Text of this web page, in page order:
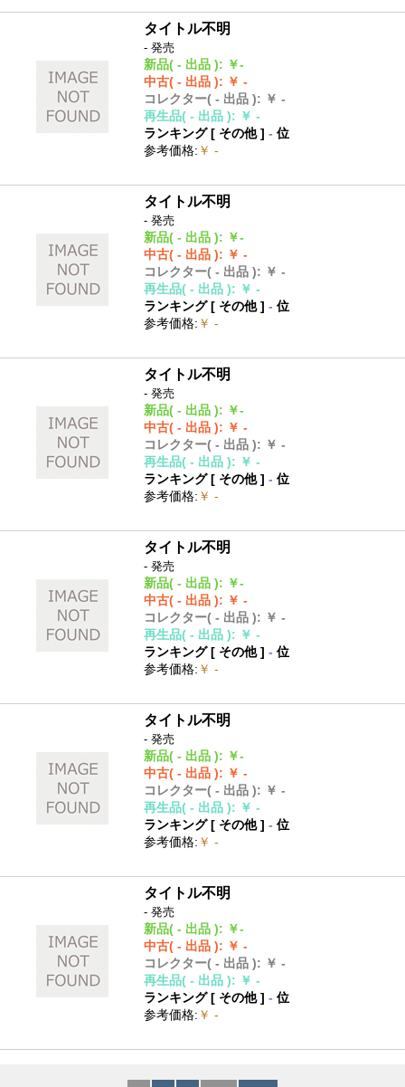
タイトル不明
- 発売
新品( - 出品 ): ￥-
中古( - 出品 ): ￥ -
コレクター( - 出品 ): ￥ -
再生品( - 出品 ): ￥ -
ランキング [ その他]- 位
参考価格: ￥ -
タイトル不明
- 発売
新品( - 出品 ): ￥-
中古( - 出品 ): ￥ -
コレクター( - 出品 ): ￥ -
再生品( - 出品 ): ￥ -
ランキング [ その他]- 位
参考価格: ￥ -
タイトル不明
- 発売
新品( - 出品 ): ￥-
中古( - 出品 ): ￥ -
コレクター( - 出品 ): ￥ -
再生品( - 出品 ): ￥ -
ランキング [ その他]- 位
参考価格: ￥ -
タイトル不明
- 発売
新品( - 出品 ): ￥-
中古( - 出品 ): ￥ -
コレクター( - 出品 ): ￥ -
再生品( - 出品 ): ￥ -
ランキング [ その他]- 位
参考価格: ￥ -
タイトル不明
- 発売
新品( - 出品 ): ￥-
中古( - 出品 ): ￥ -
コレクター( - 出品 ): ￥ -
再生品( - 出品 ): ￥ -
ランキング [ その他]- 位
参考価格: ￥ -
タイトル不明
- 発売
新品( - 出品 ): ￥-
中古( - 出品 ): ￥ -
コレクター( - 出品 ): ￥ -
再生品( - 出品 ): ￥ -
ランキング [ その他]- 位
参考価格: ￥ -